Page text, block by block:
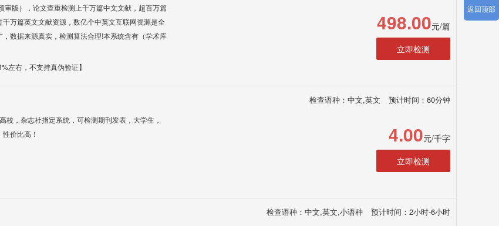
审版），论文查重检测上千万篇中文文献，超百万篇
万篇英文文献资源，数亿个中英文互联网资源是全
数据来源真实，检测算法合理!本系统含有（学术库
左右，不支持真伪验证】
498.00元/篇
立即检测
检查语种：中文,英文 预计时间：60分钟
校，杂志社指定系统，可检测期刊发表，大学生，
价比高！
4.00元/千字
立即检测
检查语种：中文,英文,小语种 预计时间：2小时-6小时
返回顶部